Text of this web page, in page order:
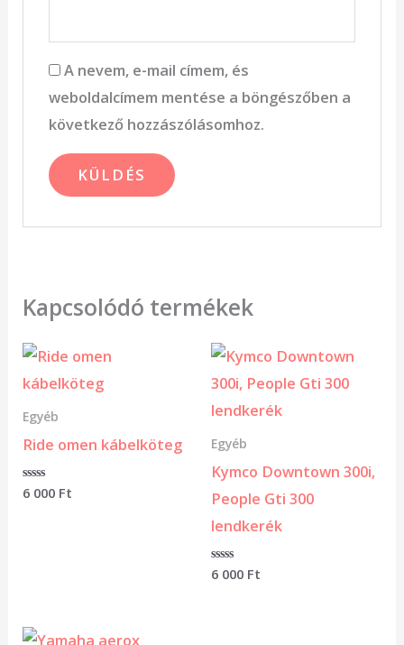
A nevem, e-mail címem, és
weboldalcímem mentése a böngészőben a
következő hozzászólásomhoz.
Kapcsolódó termékek
Egyéb
Ride omen kábelköteg
Értékelés:
6 000 Ft
Egyéb
Kymco Downtown 300i,
People Gti 300
lendkerék
Értékelés:
6 000 Ft